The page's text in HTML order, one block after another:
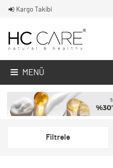
Kargo Takibi
MENÜ
Filtrele